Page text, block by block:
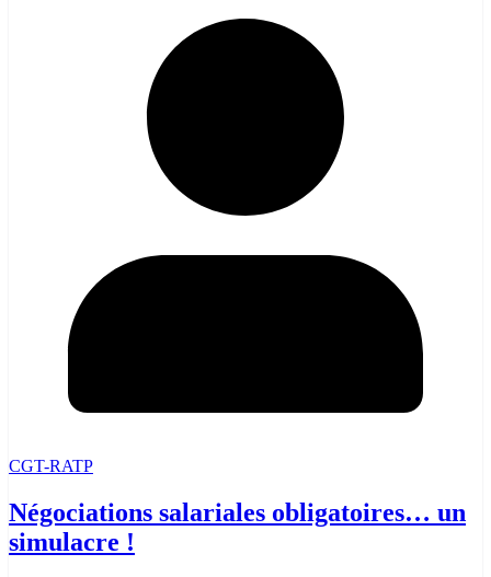
CGT-RATP
Négociations salariales obligatoires… un
simulacre !